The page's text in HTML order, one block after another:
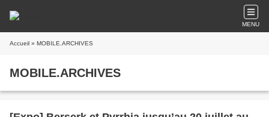
MENU
Accueil » MOBILE.ARCHIVES
MOBILE.ARCHIVES